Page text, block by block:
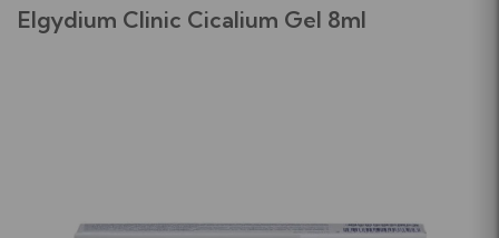
Elgydium Clinic Cicalium Gel 8ml